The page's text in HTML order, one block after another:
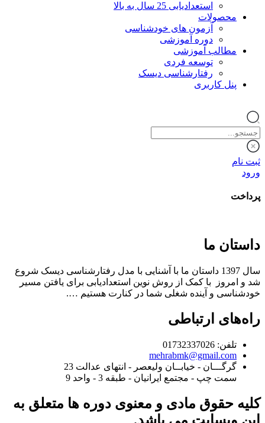
استعدادیابی 25 سال به بالا
محصولات
آزمون‌ های خودشناسی
دوره آموزشی
مطالب آموزشی
توسعه فردی
رفتارشناسی دیسک
پنل کاربری
ثبت نام
ورود
پرداخت
داستان ما
سال 1397 داستان ما با آشنایی با مدل رفتارشناسی دیسک شروع
شد و امروز با کمک از روش نوین استعدادیابی برای یافتن مسیر
خودشناسی و آینده شغلی شما در کنارت هستیم ….
راه‌های ارتباطی
تلفن: 01732337026
mehrabmk@gmail.com
گرگـــان - خیابــان ولیعصر - انتهای عدالت 23
سمت چپ - مجتمع ایرانیان - طبقه 3 - واحد 9
کلیه حقوق مادی و معنوی دوره ها متعلق به